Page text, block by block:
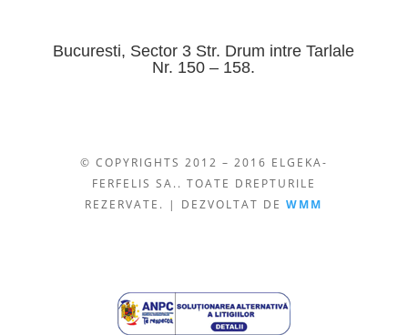
Bucuresti, Sector 3 Str. Drum intre Tarlale
Nr. 150 – 158.
© COPYRIGHTS 2012 – 2016 ELGEKA-
FERFELIS SA.. TOATE DREPTURILE
REZERVATE. | DEZVOLTAT DEWMM